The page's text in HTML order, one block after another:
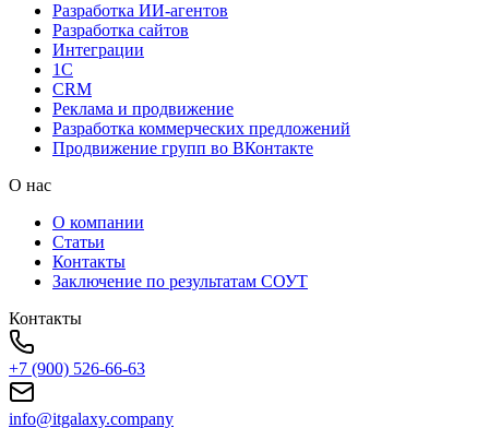
Разработка ИИ-агентов
Разработка сайтов
Интеграции
1C
CRM
Реклама и продвижение
Разработка коммерческих предложений
Продвижение групп во ВКонтакте
О нас
О компании
Статьи
Контакты
Заключение по результатам СОУТ
Контакты
+7 (900) 526-66-63
info@itgalaxy.company